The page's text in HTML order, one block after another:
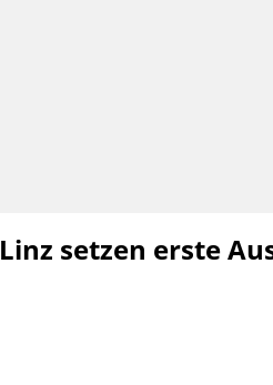
setzen erste